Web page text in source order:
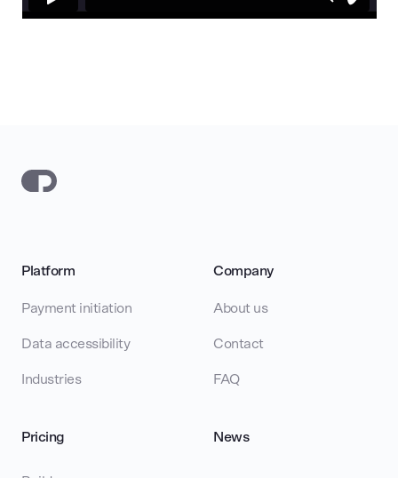
Platform
Payment initiation
Data accessibility
Industries
Company
About us
Contact
FAQ
Pricing News